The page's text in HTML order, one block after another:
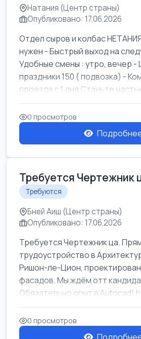
Натания (Центр страны)
Опубликовано: 17.06.2026
Отдел сыров и колбас
нужен - Быстрый выход на
Удобные смены : утро, вечер -
праздники 150 ( подвозка) -
проезда с 1 дня Станьте
0 просмотров
Требуется Чертежник
Требуются
Бней Аиш (Центр страны)
Опубликовано: 17.06.2026
Требуется Чертежник ца.
трудоустройство в
Ришон-ле-Цион,
фасадов. Мы ждём отт
Обязательно опыт в Autocad!
0 просмотров